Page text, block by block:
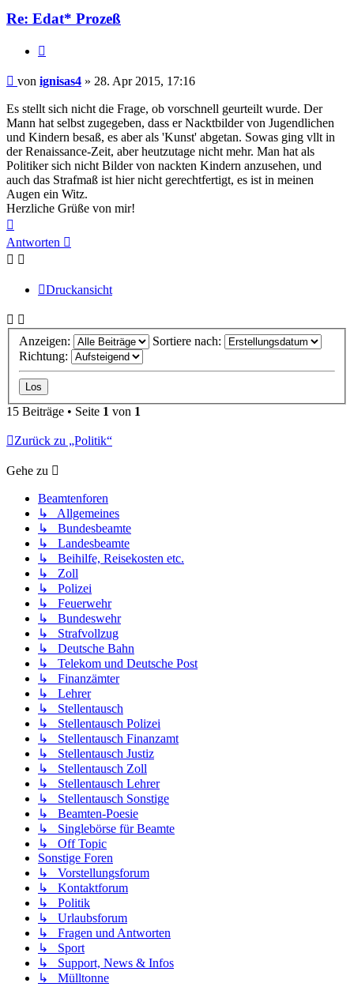
Re: Edat* Prozeß
Beitrag
von ignisas4 » 28. Apr 2015, 17:16
Es stellt sich nicht die Frage, ob vorschnell geurteilt wurde. Der
Mann hat selbst zugegeben, dass er Nacktbilder von Jugendlichen
und Kindern besaß, es aber als 'Kunst' abgetan. Sowas ging vllt in
der Renaissance-Zeit, aber heutzutage nicht mehr. Man hat als
Politiker sich nicht Bilder von nackten Kindern anzusehen, und
auch das Strafmaß ist hier nicht gerechtfertigt, es ist in meinen
Augen ein Witz.
Herzliche Grüße von mir!
oben
Antworten
Druckansicht
Anzeigen:
Sortiere nach:
Richtung:
15 Beiträge • Seite 1 von 1
Zurück zu „Politik“
Gehe zu
Beamtenforen
↳ Allgemeines
↳ Bundesbeamte
↳ Landesbeamte
↳ Beihilfe, Reisekosten etc.
↳ Zoll
↳ Polizei
↳ Feuerwehr
↳ Bundeswehr
↳ Strafvollzug
↳ Deutsche Bahn
↳ Telekom und Deutsche Post
↳ Finanzämter
↳ Lehrer
↳ Stellentausch
↳ Stellentausch Polizei
↳ Stellentausch Finanzamt
↳ Stellentausch Justiz
↳ Stellentausch Zoll
↳ Stellentausch Lehrer
↳ Stellentausch Sonstige
↳ Beamten-Poesie
↳ Singlebörse für Beamte
↳ Off Topic
Sonstige Foren
↳ Vorstellungsforum
↳ Kontaktforum
↳ Politik
↳ Urlaubsforum
↳ Fragen und Antworten
↳ Sport
↳ Support, News & Infos
↳ Mülltonne